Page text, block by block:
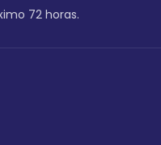
72 horas.